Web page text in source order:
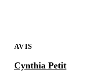
AVIS
Cynthia Petit